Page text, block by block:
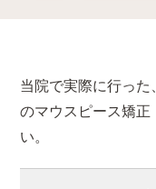
当院で実際に行った
のマウスピース矯正
い。